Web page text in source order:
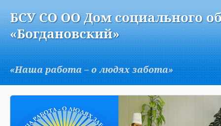
AБСУ СО ОО Дом социального
«Богдановский»
«Наша работа – о людях забота»